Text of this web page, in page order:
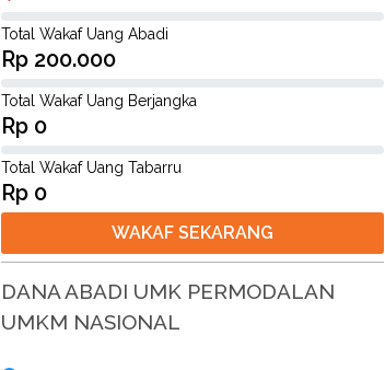
Total Wakaf Uang Abadi
Rp 200.000
Total Wakaf Uang Berjangka
Rp 0
Total Wakaf Uang Tabarru
Rp 0
WAKAF SEKARANG
DANA ABADI UMK PERMODALAN
UMKM NASIONAL